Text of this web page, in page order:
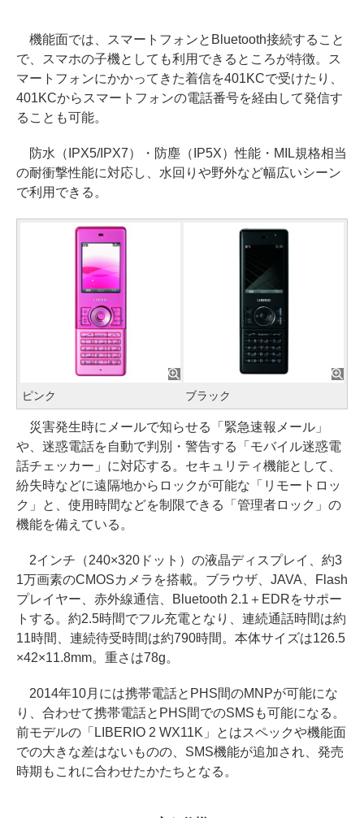
機能面では、スマートフォンとBluetooth接続すること
で、スマホの子機としても利用できるところが特徴。ス
マートフォンにかかってきた着信を401KCで受けたり、
401KCからスマートフォンの電話番号を経由して発信す
ることも可能。
防水（IPX5/IPX7）・防塵（IP5X）性能・MIL規格相当
の耐衝撃性能に対応し、水回りや野外など幅広いシーン
で利用できる。
ピンク ブラック
災害発生時にメールで知らせる「緊急速報メール」
や、迷惑電話を自動で判別・警告する「モバイル迷惑電
話チェッカー」に対応する。セキュリティ機能として、
紛失時などに遠隔地からロックが可能な「リモートロッ
ク」と、使用時間などを制限できる「管理者ロック」の
機能を備えている。
2インチ（240×320ドット）の液晶ディスプレイ、約3
1万画素のCMOSカメラを搭載。ブラウザ、JAVA、Flash
プレイヤー、赤外線通信、Bluetooth 2.1＋EDRをサポー
トする。約2.5時間でフル充電となり、連続通話時間は約
11時間、連続待受時間は約790時間。本体サイズは126.5
×42×11.8mm。重さは78g。
2014年10月には携帯電話とPHS間のMNPが可能にな
り、合わせて携帯電話とPHS間でのSMSも可能になる。
前モデルの「LIBERIO 2 WX11K」とはスペックや機能面
での大きな差はないものの、SMS機能が追加され、発売
時期もこれに合わせたかたちとなる。